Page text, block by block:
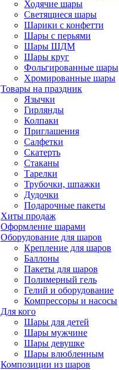
Ходячие шары
Светящиеся шары
Шарики с конфетти
Шары с перьями
Шары ШДМ
Шары круг
Фольгированные шары
Хромированные шары
Товары на праздник
Язычки
Гирлянды
Колпаки
Приглашения
Салфетки
Скатерть
Стаканы
Тарелки
Трубочки, шпажки
Дудочки
Подарочные пакеты
Хиты продаж
Оформление шарами
Оборудование для шаров
Крепление для шаров
Баллоны
Пакеты для шаров
Полимерный гель
Гелий и оборудование
Компрессоры и насосы
Для кого
Шары для детей
Шары мужчине
Шары девушке
Шары влюбленным
Композиции из шаров